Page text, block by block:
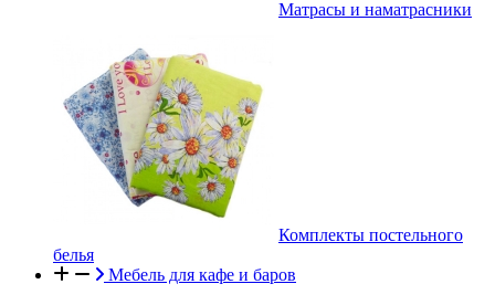
Матрасы и наматрасники
Комплекты постельного
белья
Мебель для кафе и баров